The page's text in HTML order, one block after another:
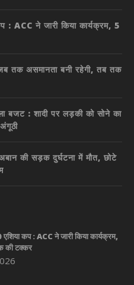
: ACC ने जारी किया कार्यक्रम, 5
तक असमानता बनी रहेगी, तब तक
बजट : शादी पर लड़की को सोने का
की सड़क दुर्घटना में मौत, छोटे
एशिया कप : ACC ने जारी किया कार्यक्रम,
की टक्कर